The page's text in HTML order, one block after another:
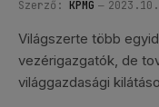
Szerző: KPMG
Világszerte több
vezérigazgatók, de
világgazdasági